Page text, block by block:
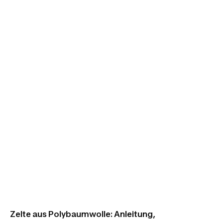
Zelte aus Polybaumwolle: Anleitung,